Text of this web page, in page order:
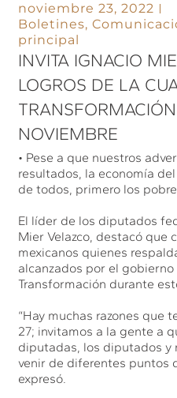
noviembre 23, 2022
Boletines,
principal
INVITA IGNACIO
LOGROS DE LA
NOVIEMBRE
• Pese a que nuestros
resultados, la economía
de todos, primero los
El líder de los diputados
Mier Velazco, destacó que
mexicanos quienes
alcanzados por el
Transformación durante
“Hay muchas razones que
27; invitamos a la gente a
diputadas, los diputados y
venir de diferentes puntos
expresó.